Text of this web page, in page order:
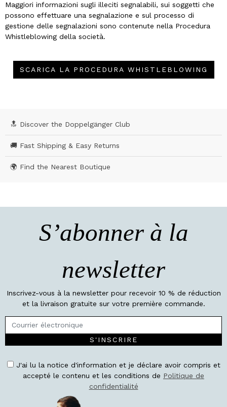
Maggiori informazioni sugli illeciti segnalabili, sui soggetti che
possono effettuare una segnalazione e sul processo di
gestione delle segnalazioni sono contenute nella Procedura
Whistleblowing della società.
SCARICA LA PROCEDURA WHISTLEBLOWING
🔝 Discover the Doppelgänger Club
🚚 Fast Shipping & Easy Returns
🌍 Find the Nearest Boutique
S’abonner à la
newsletter
Inscrivez-vous à la newsletter pour recevoir 10 % de réduction
et la livraison gratuite sur votre première commande.
S'INSCRIRE
J'ai lu la notice d'information et je déclare avoir compris et
accepté le contenu et les conditions de Politique de
confidentialité